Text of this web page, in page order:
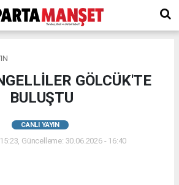
GÖLCÜK'TE
BULUŞTU
CANLI YAYIN
Güncelleme: 30.06.2026 - 16:40